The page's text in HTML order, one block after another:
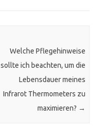
Welche Pflegehinweise
sollte ich beachten, um die
Lebensdauer meines
Infrarot Thermometers zu
maximieren? →